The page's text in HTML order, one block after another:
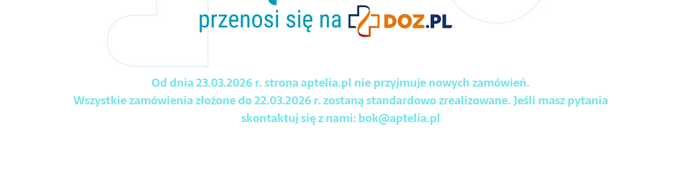
Od dnia 23.03.2026 r. strona aptelia.pl nie przyjmuje nowych zamówień.
Wszystkie zamówienia złożone do 22.03.2026 r. zostaną standardowo zrealizowane. Jeśli masz pytania
skontaktuj się z nami:bok@aptelia.pl